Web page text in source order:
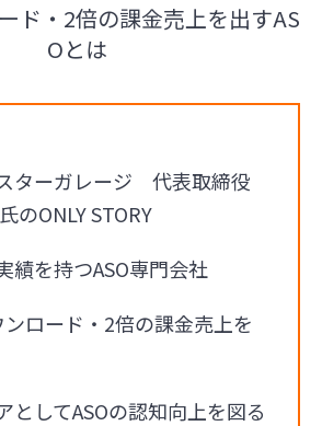
ド・2倍の課金売上を出すAS
Oとは
ターガレージ 代表取締役
のONLY STORY
績を持つASO専門会社
ロード・2倍の課金売上を
としてASOの認知向上を図る